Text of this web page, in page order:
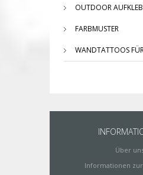
OUTDOOR
FARBMUSTER
WANDTATTOOS
Über
Informationen